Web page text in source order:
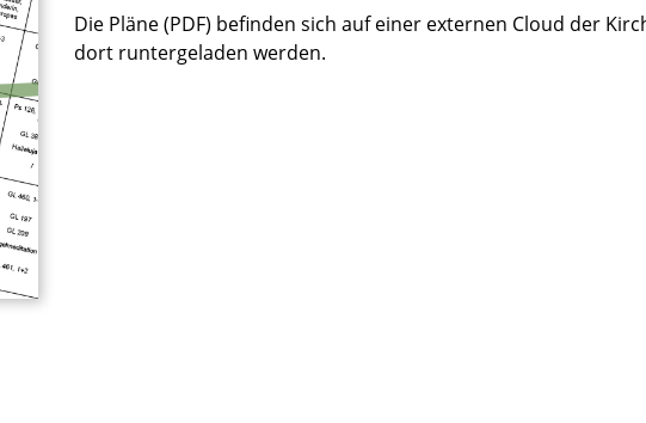
Die Pläne (PDF) befinden sich auf einer externen Cloud der
dort runtergeladen werden.